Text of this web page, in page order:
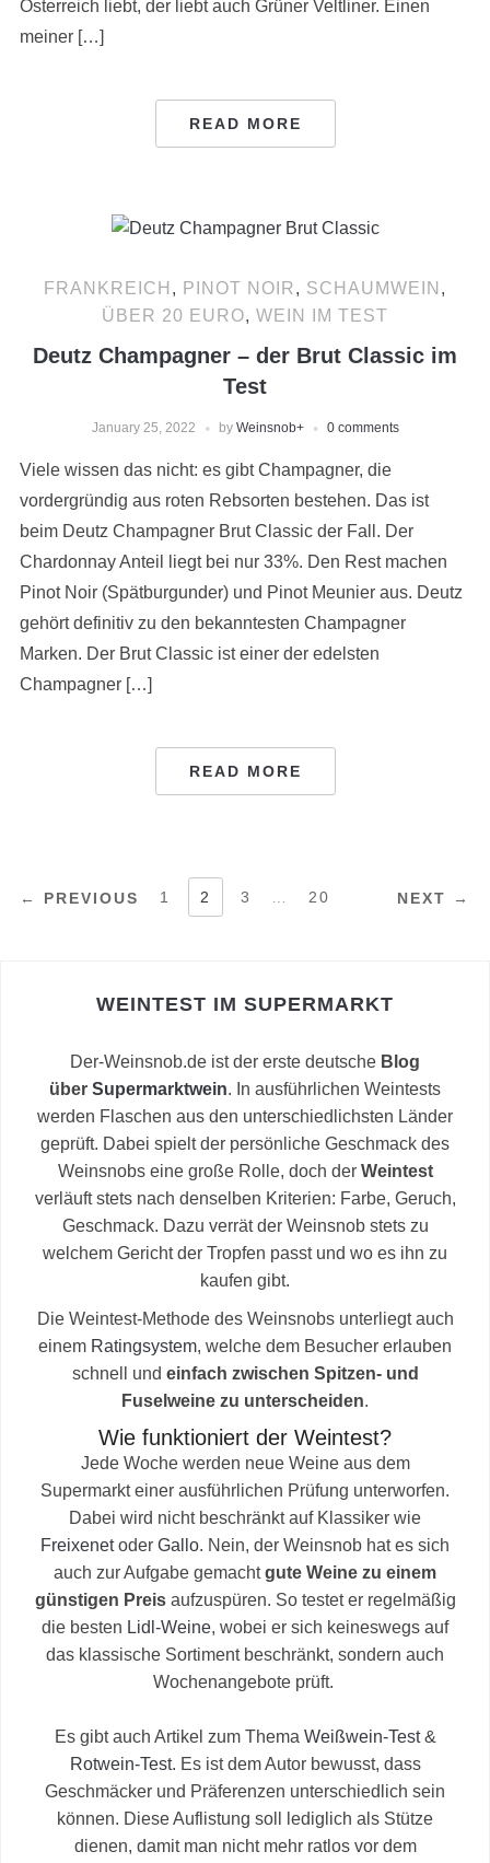
Österreich liebt, der liebt auch Grüner Veltliner. Einen
meiner […]
READ MORE
FRANKREICH , PINOT NOIR, SCHAUMWEIN ,
ÜBER 20 EURO, WEIN IM TEST
Deutz Champagner – der Brut Classic im
Test
January 25, 2022 by Weinsnob+ 0 comments
Viele wissen das nicht: es gibt Champagner, die
vordergründig aus roten Rebsorten bestehen. Das ist
beim Deutz Champagner Brut Classic der Fall. Der
Chardonnay Anteil liegt bei nur 33%. Den Rest machen
Pinot Noir (Spätburgunder) und Pinot Meunier aus. Deutz
gehört definitiv zu den bekanntesten Champagner
Marken. Der Brut Classic ist einer der edelsten
Champagner […]
READ MORE
POSTS
PAGINATION
← PREVIOUS 1 2 3 20 NEXT →
WEINTEST IM SUPERMARKT
Der-Weinsnob.de ist der erste deutsche Blog
über Supermarktwein. In ausführlichen Weintests
werden Flaschen aus den unterschiedlichsten Länder
geprüft. Dabei spielt der persönliche Geschmack des
Weinsnobs eine große Rolle, doch der Weintest
verläuft stets nach denselben Kriterien: Farbe, Geruch,
Geschmack. Dazu verrät der Weinsnob stets zu
welchem Gericht der Tropfen passt und wo es ihn zu
kaufen gibt.
Die Weintest-Methode des Weinsnobs unterliegt auch
einem Ratingsystem, welche dem Besucher erlauben
schnell und einfach zwischen Spitzen- und
Fuselweine zu unterscheiden.
Wie funktioniert der Weintest?
Jede Woche werden neue Weine aus dem
Supermarkt einer ausführlichen Prüfung unterworfen.
Dabei wird nicht beschränkt auf Klassiker wie
Freixenetoder Gallo. Nein, der Weinsnob hat es sich
auch zur Aufgabe gemachtgute Weine zu einem
günstigen Preisaufzuspüren. So testet er regelmäßig
die besten Lidl-Weine, wobei er sich keineswegs auf
das klassische Sortiment beschränkt, sondern auch
Wochenangebote prüft.
Es gibt auch Artikel zum Thema Weißwein-Test&
Rotwein-Test. Es ist dem Autor bewusst, dass
Geschmäcker und Präferenzen unterschiedlich sein
können. Diese Auflistung soll lediglich als Stütze
dienen, damit man nicht mehr ratlos vor dem